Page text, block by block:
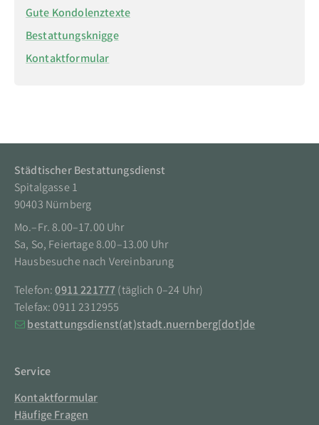
Gute Kondolenztexte
Bestattungsknigge
Kontaktformular
Kontakt
Städtischer Bestattungsdienst
Spitalgasse 1
90403 Nürnberg
Mo.–Fr. 8.00–17.00 Uhr
Sa, So, Feiertage 8.00–13.00 Uhr
Hausbesuche nach Vereinbarung
Telefon:0911 221777(täglich 0–24 Uhr)
Telefax: 0911 2312955
bestattungsdienst(at)stadt.nuernberg[dot]de
Service
Kontaktformular
Häufige Fragen